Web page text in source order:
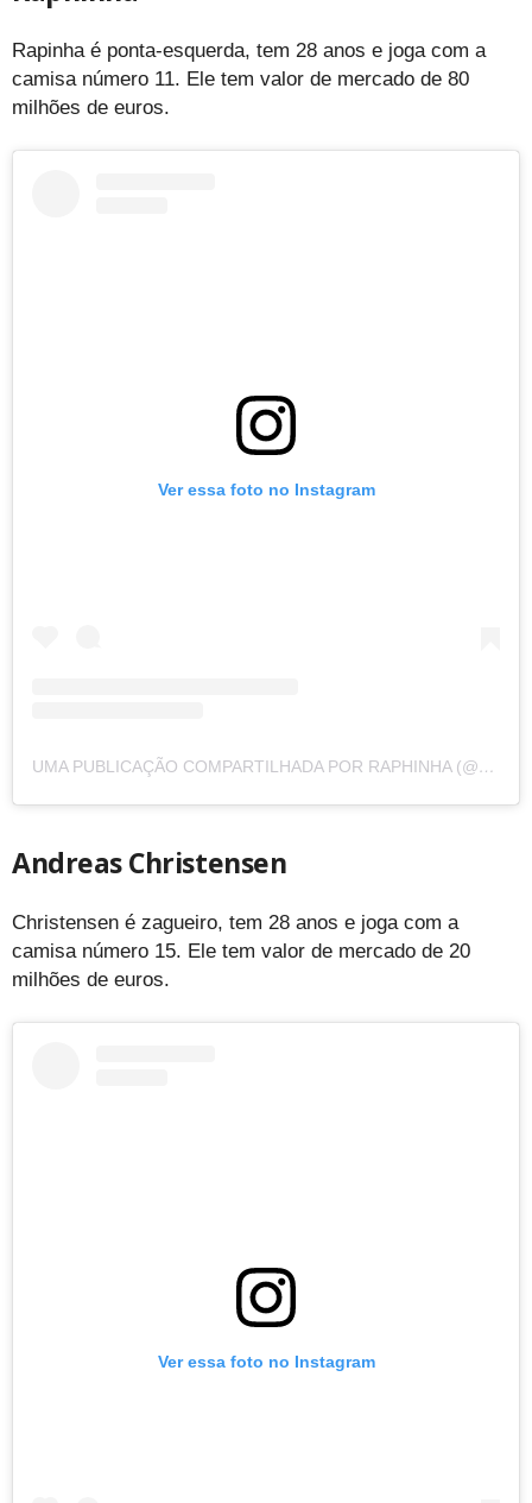
Rapinha é ponta-esquerda, tem 28 anos e joga com a
camisa número 11. Ele tem valor de mercado de 80
milhões de euros.
Ver essa foto no Instagram
UMA PUBLICAÇÃO COMPARTILHADA POR RAPHINHA (@RAPHINHA)
Andreas Christensen
Christensen é zagueiro, tem 28 anos e joga com a
camisa número 15. Ele tem valor de mercado de 20
milhões de euros.
Ver essa foto no Instagram